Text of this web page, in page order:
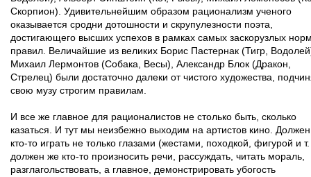
Скорпион). Удивительнейшим образом рационализм ученого
оказывается сродни дотошности и скрупулезности поэта,
достигающего высших успехов в рамках самых заскорузлых
правил. Величайшие из великих Борис Пастернак (Тигр,
Михаил Лермонтов (Собака, Весы), Александр Блок (Дракон,
Стрелец) были достаточно далеки от чистого художества,
свою музу строгим правилам.
И все же главное для рационалистов не столько быть, сколько
казаться. И тут мы неизбежно выходим на артистов кино.
кто-то играть не только глазами (жестами, походкой, фигурой и
должен же кто-то произносить речи, рассуждать, читать мораль,
разглагольствовать, а главное, демонстрировать убогость